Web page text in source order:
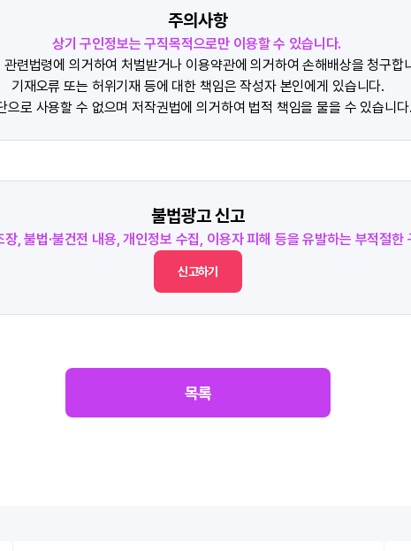
주의사항
상기 구인정보는 구직목적으로만 이용할 수 있습니다.
관련법령에 의거하여 처벌받거나 이용약관에 의거하여 손해배상을 청구합
기재오류 또는 허위기재 등에 대한 책임은 작성자 본인에게 있습니다.
으로 사용할 수 없으며 저작권법에 의거하여 법적 책임을 물을 수 있습니다.
불법광고 신고
장, 불법·불건전 내용, 개인정보 수집, 이용자 피해 등을 유발하는 부적절한
신고하기
목록